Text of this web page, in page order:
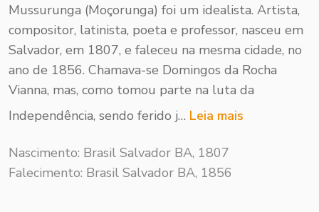
Mussurunga (Moçorunga) foi um idealista. Artista,
compositor, latinista, poeta e professor, nasceu em
Salvador, em 1807, e faleceu na mesma cidade, no
ano de 1856. Chamava-se Domingos da Rocha
Vianna, mas, como tomou parte na luta da
Independência, sendo ferido j… Leia mais
Nascimento: Brasil Salvador BA, 1807
Falecimento: Brasil Salvador BA, 1856